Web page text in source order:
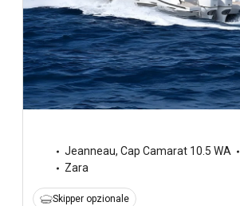
Jeanneau, Cap Camarat 10.5 WA
Zara
Skipper opzionale